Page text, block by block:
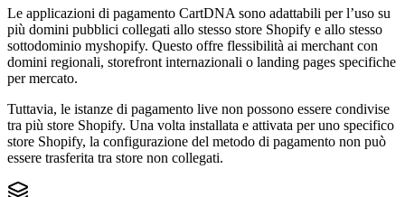
Le applicazioni di pagamento CartDNA sono adattabili per l’uso su
più domini pubblici collegati allo stesso store Shopify e allo stesso
sottodominio myshopify. Questo offre flessibilità ai merchant con
domini regionali, storefront internazionali o landing pages specifiche
per mercato.
Tuttavia, le istanze di pagamento live non possono essere condivise
tra più store Shopify. Una volta installata e attivata per uno specifico
store Shopify, la configurazione del metodo di pagamento non può
essere trasferita tra store non collegati.